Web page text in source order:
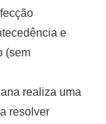
e
(sem
realiza uma
resolver